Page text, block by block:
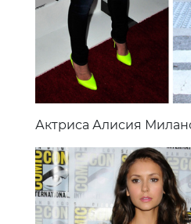
Актриса Алисия